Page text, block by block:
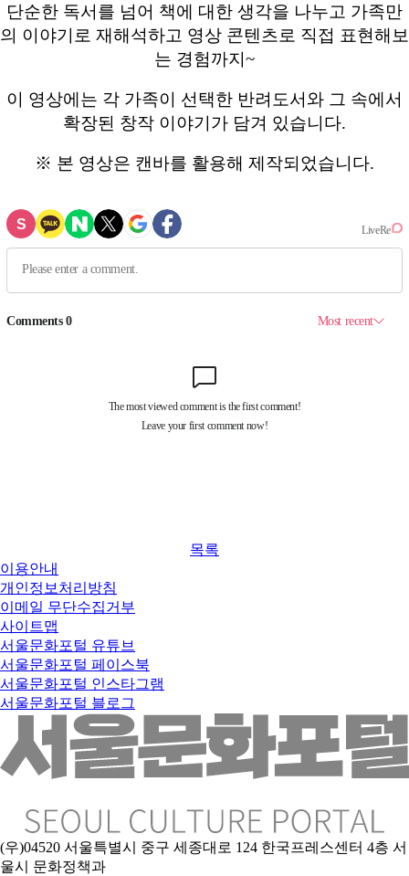
단순한 독서를 넘어 책에 대한 생각을 나누고 가족만
의 이야기로 재해석하고 영상 콘텐츠로 직접 표현해보
는 경험까지~
이 영상에는 각 가족이 선택한 반려도서와 그 속에서
확장된 창작 이야기가 담겨 있습니다.
※ 본 영상은 캔바를 활용해 제작되었습니다.
목록
이용안내
개인정보처리방침
이메일 무단수집거부
사이트맵
서울문화포털 유튜브
서울문화포털 페이스북
서울문화포털 인스타그램
서울문화포털 블로그
(우)04520 서울특별시 중구 세종대로 124 한국프레스센터 4층 서
울시 문화정책과